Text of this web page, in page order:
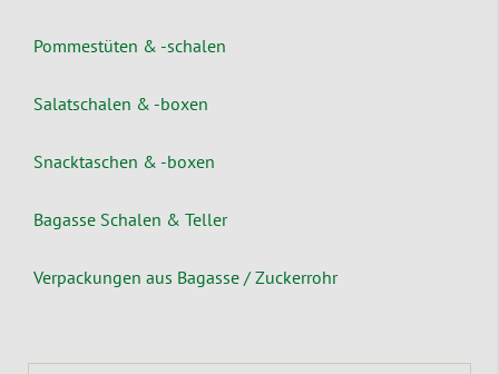
Pommestüten & -schalen
Salatschalen & -boxen
Snacktaschen & -boxen
Bagasse Schalen & Teller
Verpackungen aus Bagasse / Zuckerrohr